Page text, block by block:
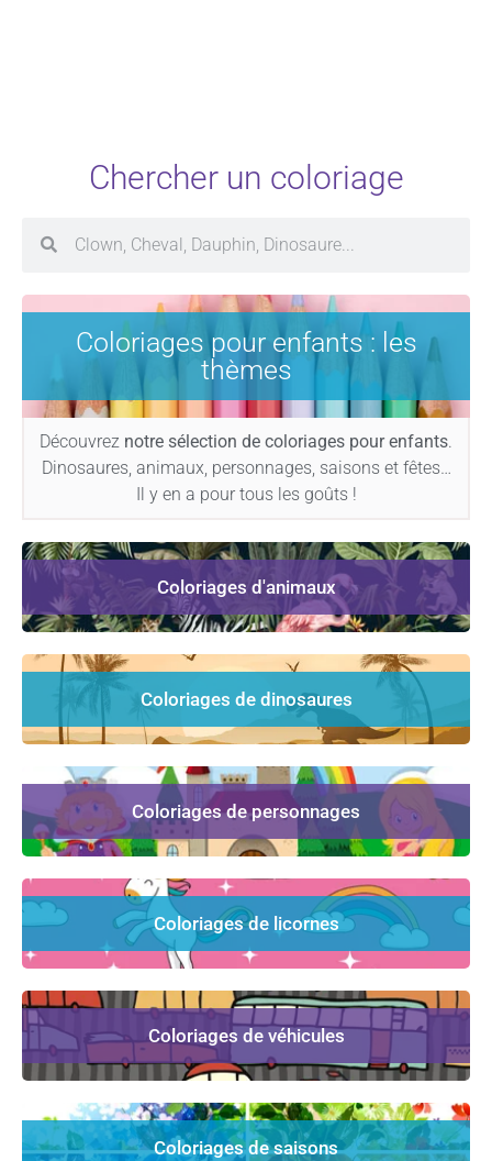
Chercher un coloriage
Coloriages pour enfants : les
thèmes
Découvrez notre sélection de coloriages pour enfants.
Dinosaures, animaux, personnages, saisons et fêtes…
Il y en a pour tous les goûts !
Coloriages d'animaux
Coloriages de dinosaures
Coloriages de personnages
Coloriages de licornes
Coloriages de véhicules
Coloriages de saisons